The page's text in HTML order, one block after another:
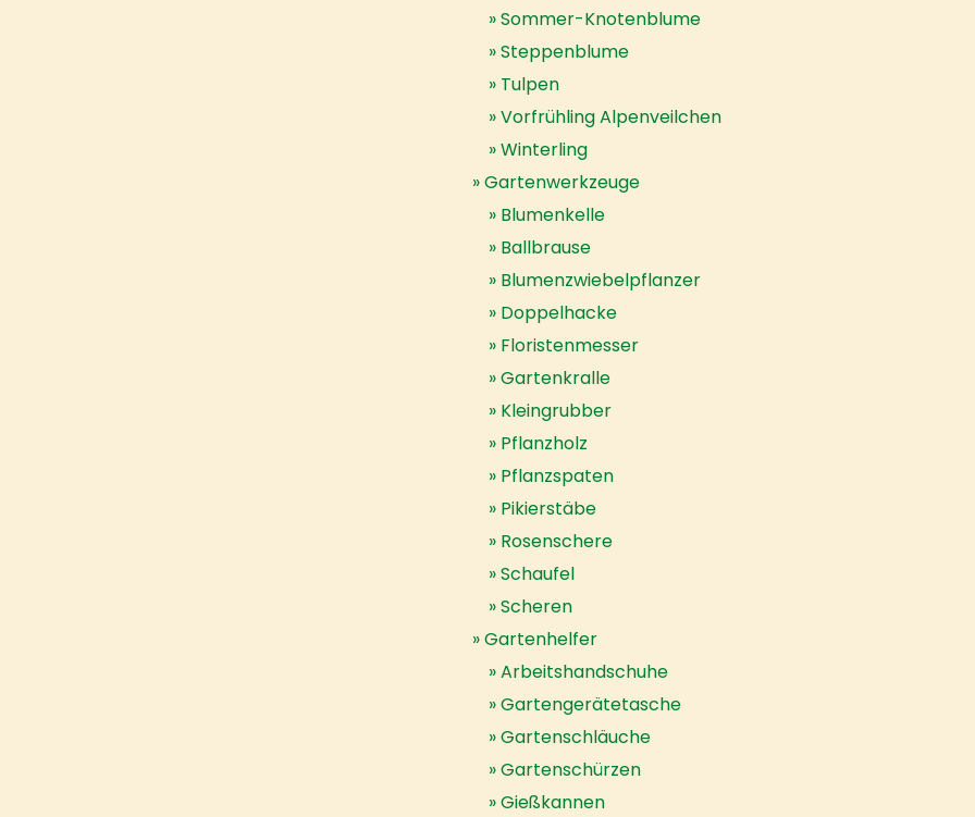
Sommer-Knotenblume
Steppenblume
Tulpen
Vorfrühling Alpenveilchen
Winterling
Gartenwerkzeuge
Blumenkelle
Ballbrause
Blumenzwiebelpflanzer
Doppelhacke
Floristenmesser
Gartenkralle
Kleingrubber
Pflanzholz
Pflanzspaten
Pikierstäbe
Rosenschere
Schaufel
Scheren
Gartenhelfer
Arbeitshandschuhe
Gartengerätetasche
Gartenschläuche
Gartenschürzen
Gießkannen